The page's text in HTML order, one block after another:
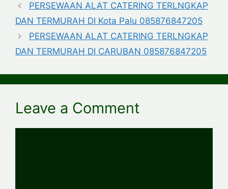
PERSEWAAN ALAT CATERING TERLNGKAP
DAN TERMURAH DI Kota Palu 085876847205
PERSEWAAN ALAT CATERING TERLNGKAP
DAN TERMURAH DI CARUBAN 085876847205
Leave a Comment